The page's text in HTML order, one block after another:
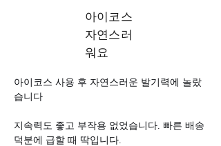
아이코스
자연스러
워요
아이코스 사용 후 자연스러운 발기력에 놀랐
습니다
지속력도 좋고 부작용 없었습니다. 빠른 배송
덕분에 급할 때 딱입니다.